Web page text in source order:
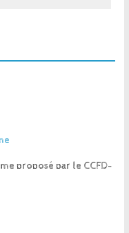
proposé par le CCFD-
enregistrée